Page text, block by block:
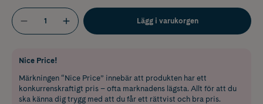
Lägg i varukorgen
Nice Price!
Märkningen “Nice Price” innebär att produkten har ett
konkurrenskraftigt pris – ofta marknadens lägsta. Allt för att du
ska känna dig trygg med att du får ett rättvist och bra pris.